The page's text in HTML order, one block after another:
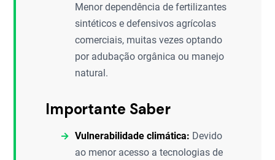
Menor dependência de fertilizantes
sintéticos e defensivos agrícolas
comerciais, muitas vezes optando
por adubação orgânica ou manejo
natural.
Importante Saber
Vulnerabilidade climática: Devido
ao menor acesso a tecnologias de